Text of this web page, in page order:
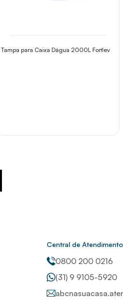
Tampa para Caixa Dágua 2000L Fortlev
Central de Atendimento
0800 200 0216
(31) 9 9105-5920